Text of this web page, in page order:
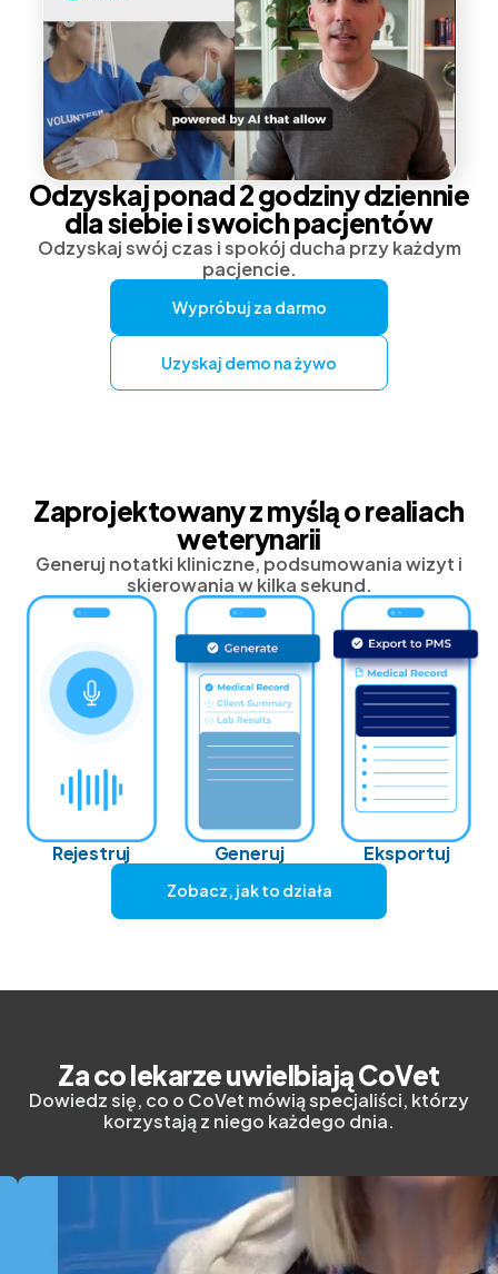
Odzyskaj ponad 2 godziny dziennie
dla siebie i swoich pacjentów
Odzyskaj swój czas i spokój ducha przy każdym
pacjencie.
Wypróbuj za darmo
Uzyskaj demo na żywo
Zaprojektowany z myślą o realiach
weterynarii
Generuj notatki kliniczne, podsumowania wizyt i
skierowania w kilka sekund.
Rejestruj Generuj Eksportuj
Zobacz, jak to działa
Za co lekarze uwielbiają CoVet
Dowiedz się, co o CoVet mówią specjaliści, którzy
korzystają z niego każdego dnia.